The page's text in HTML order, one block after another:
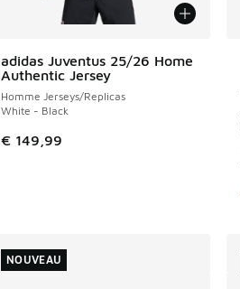
adidas Juventus 25/26 Home
Authentic Jersey
Homme Jerseys/Replicas
White - Black
€ 149,99
NOUVEAU